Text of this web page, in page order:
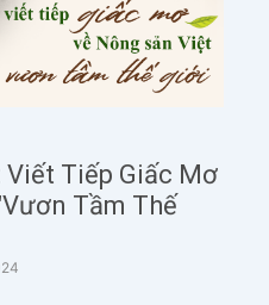
Tiếp Giấc Mơ
Tầm Thế